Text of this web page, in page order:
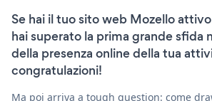
Se hai il tuo sito web Mozello
hai superato la prima grande sfida
della presenza online della tua
congratulazioni!
Ma poi arriva a tough question: come